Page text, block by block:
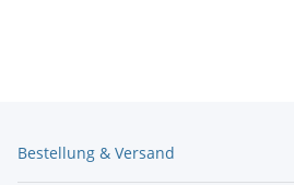
Bestellung & Versand